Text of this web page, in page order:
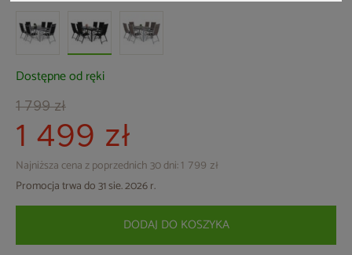
Dostępne od ręki
1 799 zł
1 499 zł
Najniższa cena z poprzednich 30 dni: 1 799 zł
Promocja trwa do 31 sie. 2026 r.
DODAJ DO KOSZYKA